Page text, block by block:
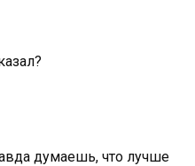
думаешь, что лучше